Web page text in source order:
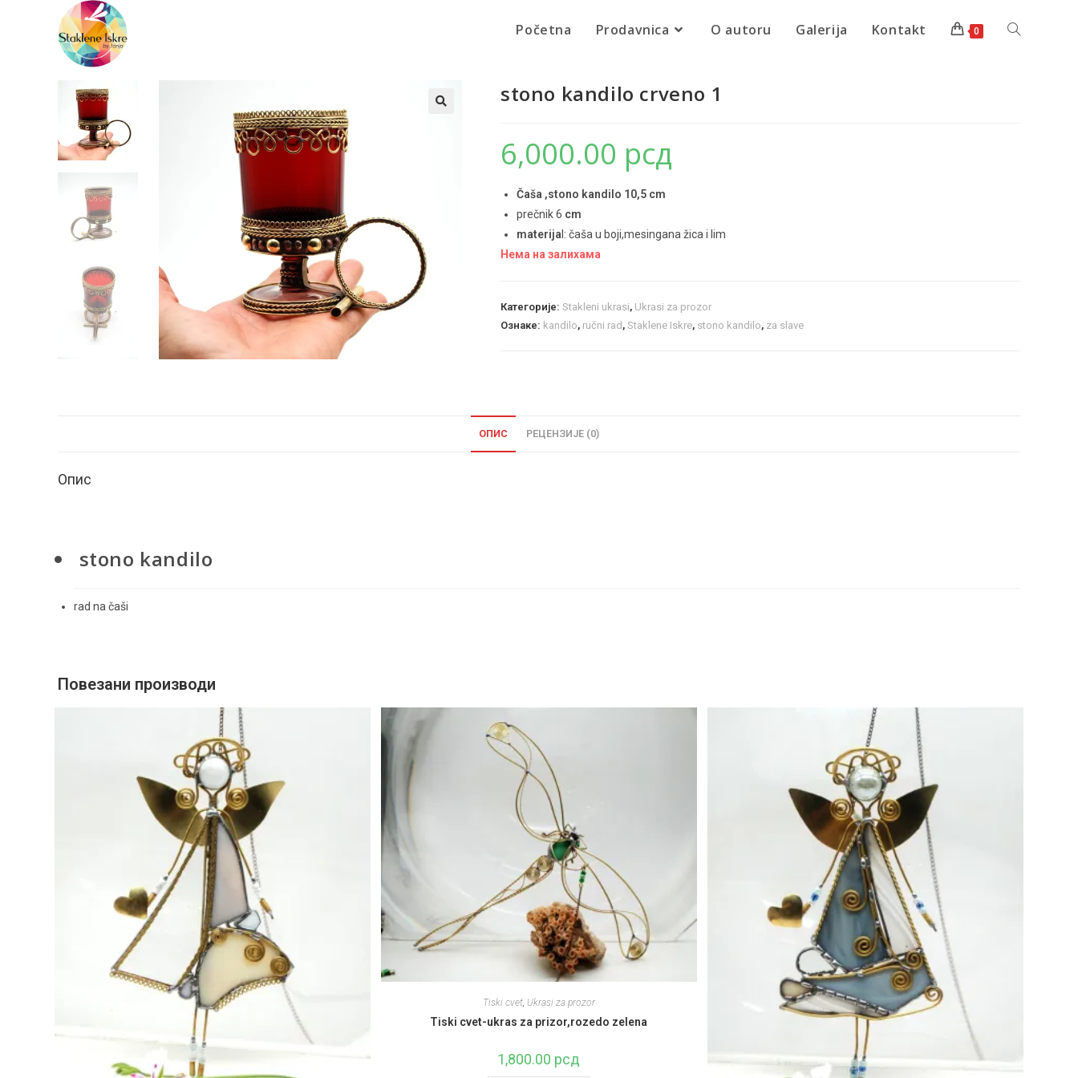
Početna Prodavnica O autoru Galerija Kontakt 0
stono kandilo crveno 1
6,000.00 рсд
Čaša ,stono kandilo 10,5 cm
prečnik 6 cm
materija l: čaša u boji,mesingana žica i lim
Нема на залихама
Категорије: Stakleni ukrasi, Ukrasi za prozor
Ознаке: kandilo, ručni rad , Staklene Iskre, stono kandilo, za slave
ОПИС РЕЦЕНЗИЈЕ (0)
Опис
stono kandilo
rad na čaši
Повезани производи
Tiski cvet, Ukrasi za prozor
Tiski cvet-ukras za prizor,rozedo zelena
1,800.00 рсд